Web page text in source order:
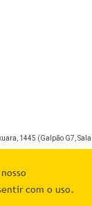
com o uso.
1445 (Galpão G7,